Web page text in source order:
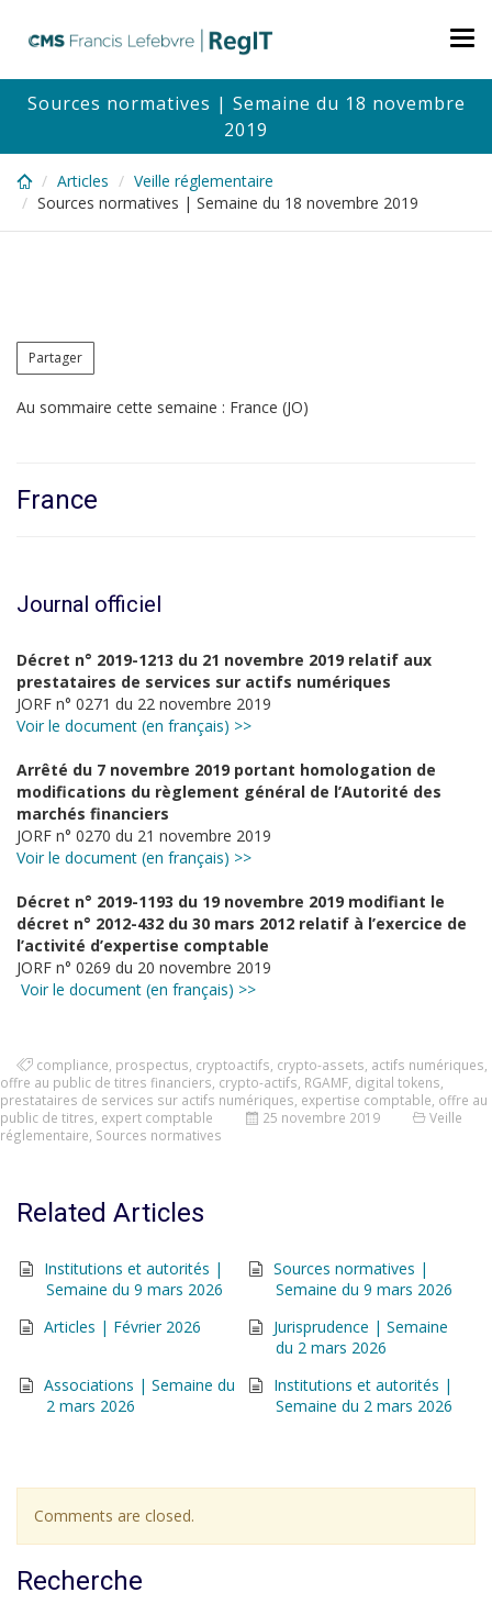
content
Sources normatives | Semaine du 18 novembre
2019
Articles
Veille réglementaire
Sources normatives | Semaine du 18 novembre 2019
Partager
Au sommaire cette semaine : France (JO)
France
Journal officiel
Décret n° 2019-1213 du 21 novembre 2019 relatif aux
prestataires de services sur actifs numériques
JORF n° 0271 du 22 novembre 2019
Voir le document (en français) >>
Arrêté du 7 novembre 2019 portant homologation de
modifications du règlement général de l’Autorité des
marchés financiers
JORF n° 0270 du 21 novembre 2019
Voir le document (en français) >>
Décret n° 2019-1193 du 19 novembre 2019 modifiant le
décret n° 2012-432 du 30 mars 2012 relatif à l’exercice de
l’activité d’expertise comptable
JORF n° 0269 du 20 novembre 2019
Voir le document (en français) >>
compliance prospectus cryptoactifs crypto-assets actifs numériques
offre au public de titres financiers crypto-actifs RGAMF digital tokens
prestataires de services sur actifs numériques expertise comptable offre au
public de titres expert comptable 25 novembre 2019
Veille
réglementaire Sources normatives
Related Articles
Institutions et autorités |
Semaine du 9 mars 2026
Sources normatives |
Semaine du 9 mars 2026
Articles | Février 2026
Jurisprudence | Semaine
du 2 mars 2026
Associations | Semaine du
2 mars 2026
Institutions et autorités |
Semaine du 2 mars 2026
Comments are closed.
Recherche